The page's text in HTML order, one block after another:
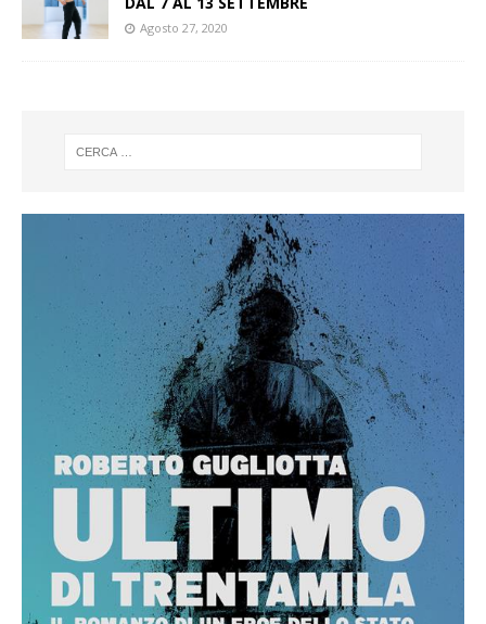
Agosto 27, 2020